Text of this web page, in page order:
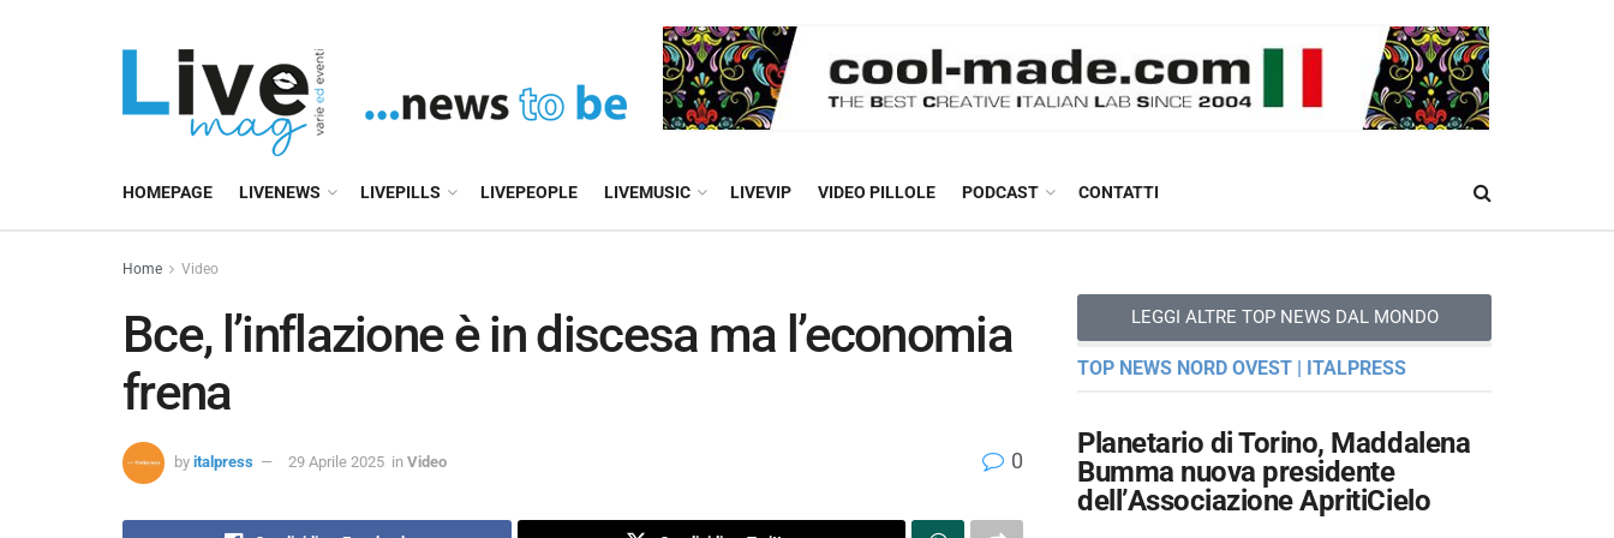
HOMEPAGE LIVENEWS LIVEPILLS LIVEPEOPLE LIVEMUSIC LIVEVIP VIDEO PILLOLE PODCAST CONTATTI
Home Video
Bce, l’inflazione è in discesa ma l’economia
frena
by italpress 29 Aprile 2025 in Video 0
LEGGI ALTRE TOP NEWS DAL MONDO
TOP NEWS NORD OVEST | ITALPRESS
Planetario di Torino, Maddalena
Bumma nuova presidente
dell’Associazione ApritiCielo